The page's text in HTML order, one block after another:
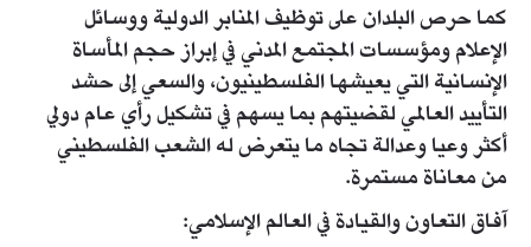
كما حرص البلدان على توظيف المنابر الدولية ووسائل
الإعلام ومؤسسات المجتمع المدني في إبراز حجم المأساة
الإنسانية التي يعيشها الفلسطينيون، والسعي إلى حشد
التأييد العالمي لقضيتهم بما يسهم في تشكيل رأي عام دولي
أكثر وعيا وعدالة تجاه ما يتعرض له الشعب الفلسطيني
من معاناة مستمرة.
آفاق التعاون والقيادة في العالم الإسلامي: